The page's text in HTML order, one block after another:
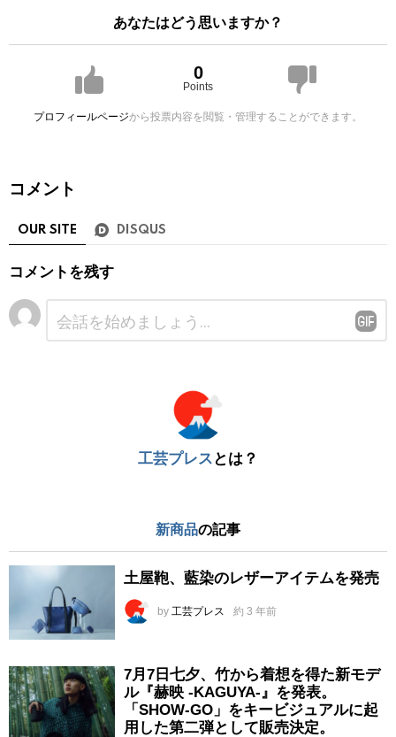
あなたはどう思いますか？
0
Points
プロフィールページから投票内容を閲覧・管理することができます。
コメント
OUR SITE DISQUS
コメントを残す
工芸プレス とは？
新商品の記事
土屋鞄、藍染のレザーアイテムを発売
by 工芸プレス 約 3 年前
7月7日七夕、竹から着想を得た新モデ
ル『赫映 -KAGUYA-』を発表。
「SHOW-GO」をキービジュアルに起
用した第二弾として販売決定。